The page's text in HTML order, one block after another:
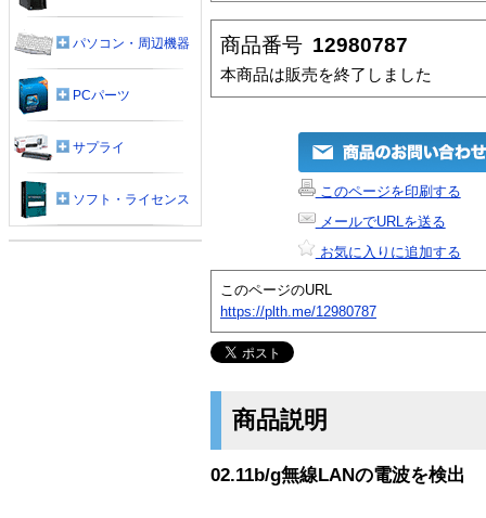
商品番号 12980787
本商品は販売を終了しました
このページを印刷する
メールでURLを送る
お気に入りに追加する
このページのURL
https://plth.me/12980787
商品説明
02.11b/g無線LANの電波を検出
パソコン・周辺機器
PCパーツ
サプライ
ソフト・ライセンス